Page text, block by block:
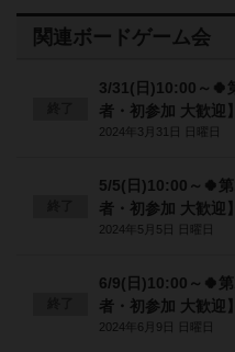
関連ボードゲーム会
3/31(日)10:00～🍀
者・初参加 大歓迎】
2024年3月31日 日曜日
5/5(日)10:00～🍀
者・初参加 大歓迎】
2024年5月5日 日曜日
6/9(日)10:00～🍀
者・初参加 大歓迎】
2024年6月9日 日曜日